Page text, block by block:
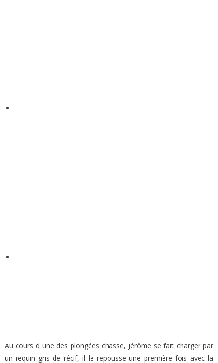
Au cours d une des plongées chasse, Jérôme se fait charger par
un requin gris de récif, il le repousse une première fois avec la